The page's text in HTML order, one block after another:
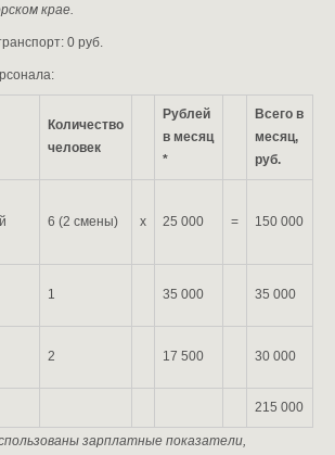
крае.
0 руб.
Количество
человек
Рублей
в месяц
*
Всего в
месяц,
руб.
6 (2 смены) х 25 000 = 150 000
1 35 000 35 000
2 17 500 30 000
215 000
зарплатные показатели,